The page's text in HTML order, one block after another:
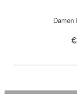
Damen